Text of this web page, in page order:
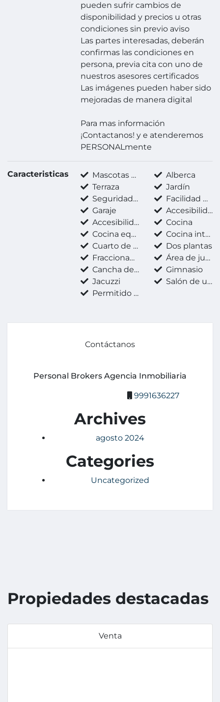
pueden sufrir cambios de
disponibilidad y precios u otras
condiciones sin previo aviso
Las partes interesadas, deberán
confirmas las condiciones en
persona, previa cita con uno de
nuestros asesores certificados
Las imágenes pueden haber sido
mejoradas de manera digital
Para mas información
¡Contactanos! y e atenderemos
PERSONALmente
Caracteristicas Mascotas permitidas
Alberca
Terraza
Jardín
Seguridad 24 horas
Facilidad para estacionarse
Garaje
Accesibilidad para adultos mayores
Accesibilidad para personas con discapacidad
Cocina
Cocina equipada
Cocina integral
Cuarto de servicio
Dos plantas
Fraccionamiento privado
Área de juegos infantiles
Cancha de tenis
Gimnasio
Jacuzzi
Salón de usos múltiples
Permitido fumar
Contáctanos
Personal Brokers Agencia Inmobiliaria
9991636227
Archives
agosto 2024
Categories
Uncategorized
Propiedades destacadas
Venta